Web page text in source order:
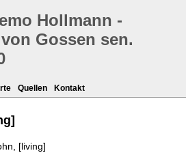
Hollmann -
Gossen sen.
Quellen Kontakt
[living]